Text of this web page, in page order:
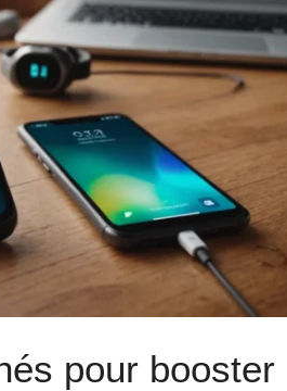
pour booster